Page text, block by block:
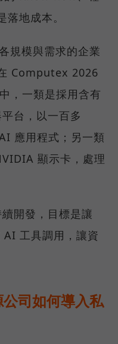
地成本。
規模與需求的企業
Computex 2026
，一類是採用含有
台，以一百多
應用程式；另一類
顯示卡，處理
開發，目標是讓
AI 工具調用，讓資
司如何導入私